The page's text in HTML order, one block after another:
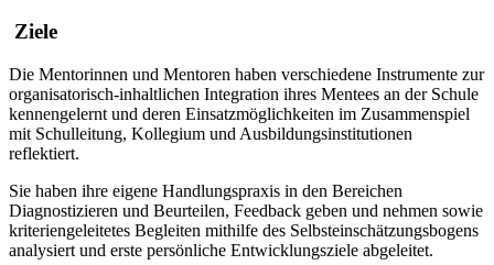
Ziele
Die Mentorinnen und Mentoren haben verschiedene Instrumente zur
organisatorisch-inhaltlichen Integration ihres Mentees an der Schule
kennengelernt und deren Einsatzmöglichkeiten im Zusammenspiel
mit Schulleitung, Kollegium und Ausbildungsinstitutionen
reflektiert.
Sie haben ihre eigene Handlungspraxis in den Bereichen
Diagnostizieren und Beurteilen, Feedback geben und nehmen sowie
kriteriengeleitetes Begleiten mithilfe des Selbsteinschätzungsbogens
analysiert und erste persönliche Entwicklungsziele abgeleitet.